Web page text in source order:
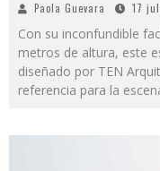
Paola Guevara 17
Con su inconfundible
metros de altura, este
diseñado por TEN
referencia para la